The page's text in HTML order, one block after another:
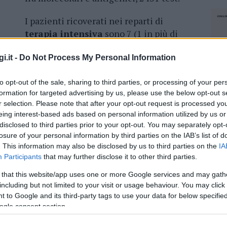
- Do Not Process My Personal Information
opt-out of the sale, sharing to third parties, or processing of your
for targeted advertising by us, please use the below opt-out
selection. Please note that after your opt-out request is processed
interest-based ads based on personal information utilized by us
to third parties prior to your opt-out. You may separately
of your personal information by third parties on the IAB’s list of
This information may also be disclosed by us to third parties on the
Participants that may further disclose it to other third parties.
that this website/app uses one or more Google services and may
but not limited to your visit or usage behaviour. You may
to Google and its third-party tags to use your data for below
consent section.
I pazienti ricoverati nei reparti di
terapia intensiva sono 7 (1 in più di
medicasono 42 (2 in meno di ieri). I casi
in più rispetto a ieri).
di 72 anni e una donna di 89, entrambi
.
cliccandoqui